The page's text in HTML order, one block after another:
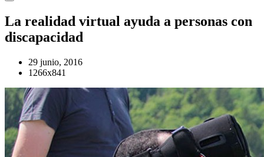
La realidad virtual ayuda a personas con
discapacidad
29 junio, 2016
1266x841